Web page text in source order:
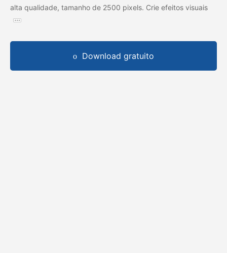
alta qualidade, tamanho de 2500 pixels. Crie efeitos visuais
Download gratuito